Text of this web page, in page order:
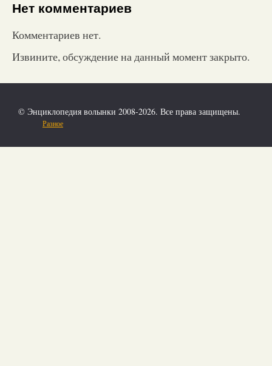
Нет комментариев
Комментариев нет.
Извините, обсуждение на данный момент закрыто.
© Энциклопедия волынки 2008-2026. Все права защищены.
Разное